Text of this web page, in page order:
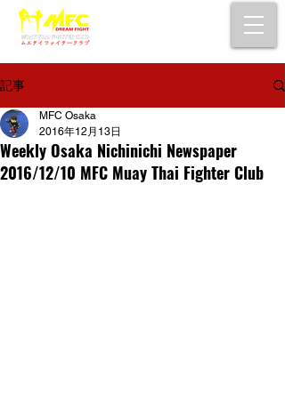
記事
Weekly Osaka Nichinichi Newspaper
2016/12/10 MFC Muay Thai Fighter Club
MFC Osaka
2016年12月13日